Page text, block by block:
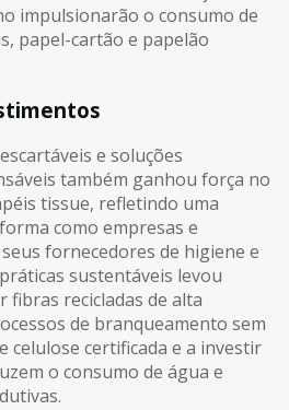
impulsionarão o consumo de
papel-cartão e papelão
e soluções
também ganhou força no
tissue, refletindo uma
como empresas e
fornecedores de higiene e
sustentáveis levou
recicladas de alta
de branqueamento sem
celulose certificada e a investir
o consumo de água e